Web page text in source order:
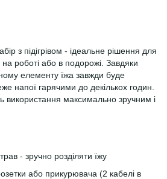
з підігрівом - ідеальне рішення для
на роботі або в подорожі. Завдяки
елементу їжа завжди буде
напої гарячими до декількох годин.
використання максимально зручним і
- зручно розділяти їжу
або прикурювача (2 кабелі в